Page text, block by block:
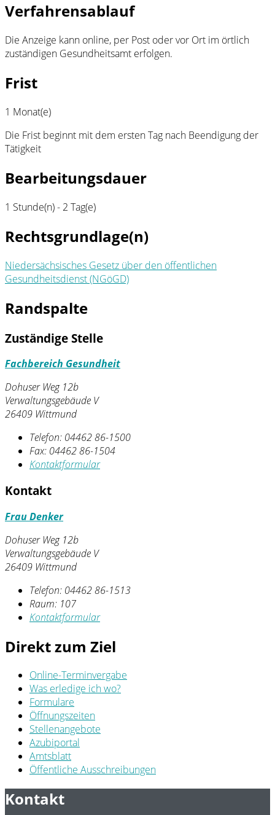
Verfahrensablauf
Die Anzeige kann online, per Post oder vor Ort im örtlich
zuständigen Gesundheitsamt erfolgen.
Frist
1 Monat(e)
Die Frist beginnt mit dem ersten Tag nach Beendigung der
Tätigkeit
Bearbeitungsdauer
1 Stunde(n) - 2 Tag(e)
Rechtsgrundlage(n)
Niedersächsisches Gesetz über den öffentlichen
Gesundheitsdienst (NGöGD)
Randspalte
Zuständige Stelle
Fachbereich Gesundheit
Dohuser Weg 12b
Verwaltungsgebäude V
26409 Wittmund
Telefon: 04462 86-1500
Fax: 04462 86-1504
Kontaktformular
Kontakt
Frau Denker
Dohuser Weg 12b
Verwaltungsgebäude V
26409 Wittmund
Telefon: 04462 86-1513
Raum: 107
Kontaktformular
Direkt zum Ziel
Online-Terminvergabe
Was erledige ich wo?
Formulare
Öffnungszeiten
Stellenangebote
Azubiportal
Amtsblatt
Öffentliche Ausschreibungen
Kontakt